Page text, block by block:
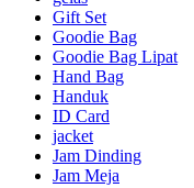
Gift Set
Goodie Bag
Goodie Bag Lipat
Hand Bag
Handuk
ID Card
jacket
Jam Dinding
Jam Meja